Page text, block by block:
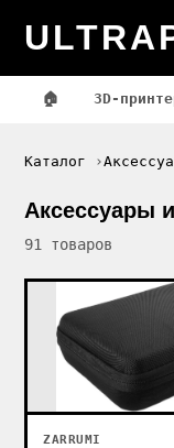
🏠 3D-
Каталог
Аксессуары
91 товаров
ZARRUMI